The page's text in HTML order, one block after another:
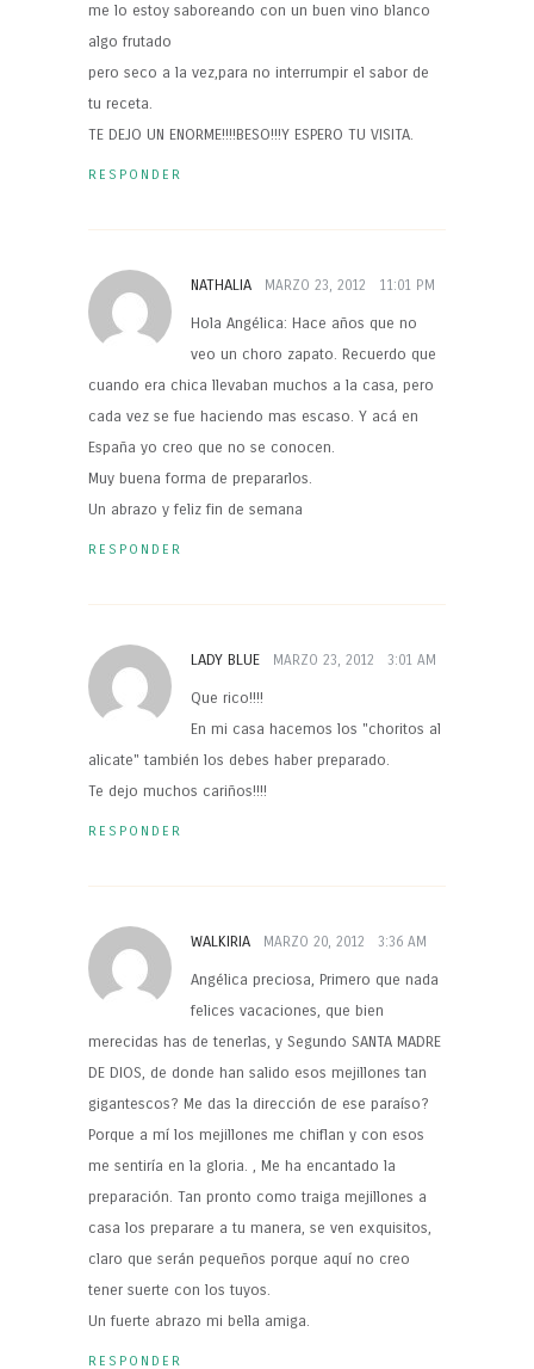
me lo estoy saboreando con un buen vino blanco
algo frutado
pero seco a la vez,para no interrumpir el sabor de
tu receta.
TE DEJO UN ENORME!!!!BESO!!!Y ESPERO TU VISITA.
RESPONDER
NATHALIA MARZO 23, 2012 11:01 PM
Hola Angélica: Hace años que no
veo un choro zapato. Recuerdo que
cuando era chica llevaban muchos a la casa, pero
cada vez se fue haciendo mas escaso. Y acá en
España yo creo que no se conocen.
Muy buena forma de prepararlos.
Un abrazo y feliz fin de semana
RESPONDER
LADY BLUE MARZO 23, 2012 3:01 AM
Que rico!!!!
En mi casa hacemos los "choritos al
alicate" también los debes haber preparado.
Te dejo muchos cariños!!!!
RESPONDER
WALKIRIA MARZO 20, 2012 3:36 AM
Angélica preciosa, Primero que nada
felices vacaciones, que bien
merecidas has de tenerlas, y Segundo SANTA MADRE
DE DIOS, de donde han salido esos mejillones tan
gigantescos? Me das la dirección de ese paraíso?
Porque a mí los mejillones me chiflan y con esos
me sentiría en la gloria. , Me ha encantado la
preparación. Tan pronto como traiga mejillones a
casa los preparare a tu manera, se ven exquisitos,
claro que serán pequeños porque aquí no creo
tener suerte con los tuyos.
Un fuerte abrazo mi bella amiga.
RESPONDER